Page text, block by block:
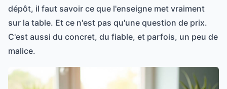
dépôt, il faut savoir ce que l'enseigne met vraiment
sur la table. Et ce n'est pas qu'une question de prix.
C'est aussi du concret, du fiable, et parfois, un peu de
malice.